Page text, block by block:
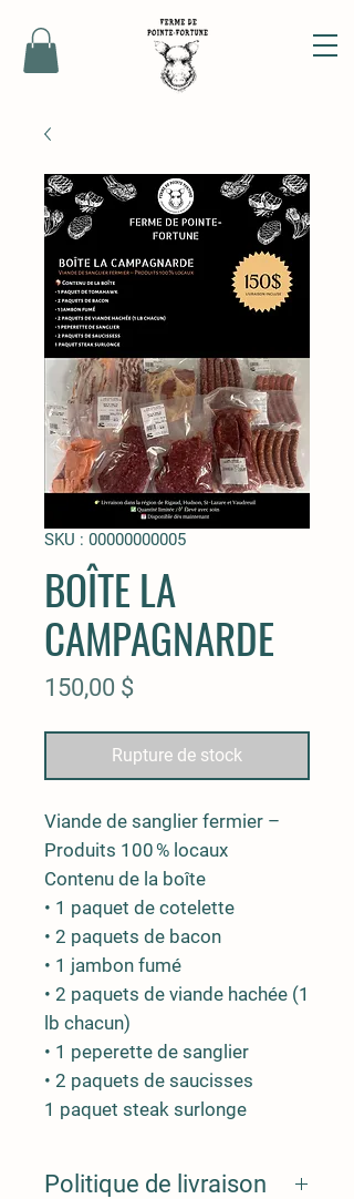
SKU : 00000000005
BOÎTE LA
CAMPAGNARDE
150,00 $Prix
Rupture de stock
Viande de sanglier fermier –
Produits 100 % locaux
Contenu de la boîte
• 1 paquet de cotelette
• 2 paquets de bacon
• 1 jambon fumé
• 2 paquets de viande hachée (1
lb chacun)
• 1 peperette de sanglier
• 2 paquets de saucisses
1 paquet steak surlonge
Politique de livraison